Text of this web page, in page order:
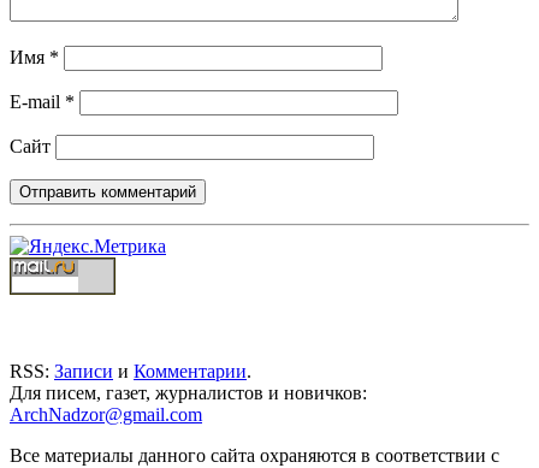
Имя *
E-mail *
Сайт
RSS: Записи и Комментарии.
Для писем, газет, журналистов и новичков:
ArchNadzor@gmail.com
Все материалы данного сайта охраняются в соответствии с